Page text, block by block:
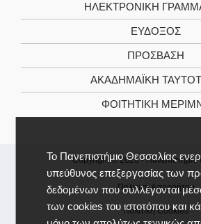
Το Πανεπιστήμιο Θεσσαλίας
υπεύθυνος επεξεργασίας των
δεδομένων που συλλέγονται
των cookies του ιστοτόπου και
ΗΛΕΚΤΡΟΝΙΚΉ
ΕΥΔΟΞΟΣ
ΠΡΟΣΒΑΣΗ
ΑΚΑΔΗΜΑΪΚΉ
ΦΟΙΤΗΤΙΚΉ
Copyright © 2026 -Πανεπιστήμιο
Πολιτική Απορρήτου
Πολιτική Cookies